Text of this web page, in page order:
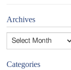
Archives
Archives
Categories